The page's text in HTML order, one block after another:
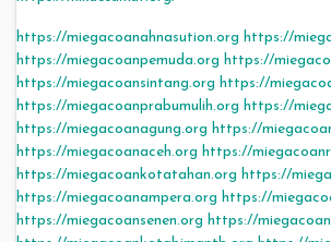
https://miegacoanahnasution.org https://
https://miegacoanpemuda.org https://
https://miegacoansintang.org https://
https://miegacoanprabumulih.org https://
https://miegacoanagung.org https://
https://miegacoanaceh.org https://
https://miegacoankotatahan.org https://
https://miegacoanampera.org https://
https://miegacoansenen.org https://